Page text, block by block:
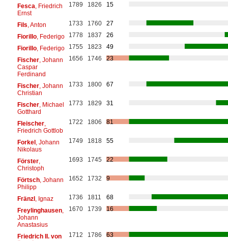
Fesca , Friedrich
Ernst
1789 1826 15
Fils , Anton 1733 1760
27
Fiorillo, Federigo 1778 1837
26
Fiorillo, Federigo 1755 1823
49
Fischer, Johann
Caspar
Ferdinand
1656 1746 23
Fischer, Johann
Christian
1733 1800 67
Fischer, Michael
Gotthard
1773 1829 31
Fleischer,
Friedrich Gottlob
1722 1806 81
Forkel, Johann
Nikolaus
1749 1818 55
Förster,
Christoph
1693 1745 22
Förtsch, Johann
Philipp
1652 1732 9
Fränzl, Ignaz 1736 1811
68
Freylinghausen,
Johann
Anastasius
1670 1739 16
Friedrich II. von
1712 1786 63